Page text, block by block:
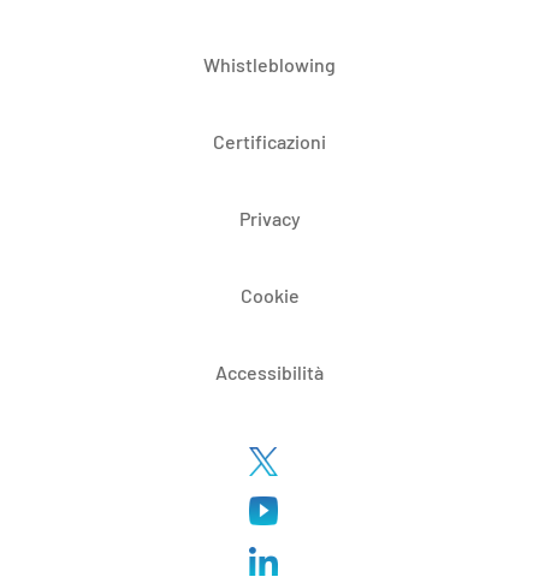
Whistleblowing
Certificazioni
Privacy
Cookie
Accessibilità